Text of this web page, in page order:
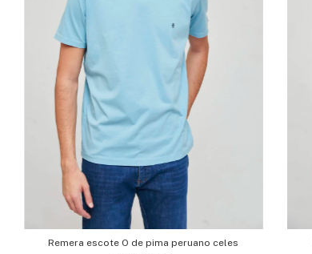
Remera escote O de pima peruano celes